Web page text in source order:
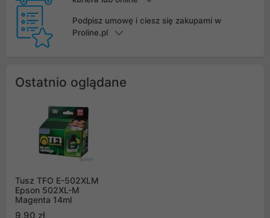
Podpisz umowę i ciesz się zakupami w
Proline.pl
Ostatnio oglądane
Tusz TFO E-502XLM
Epson 502XL-M
Magenta 14ml
9,90 zł